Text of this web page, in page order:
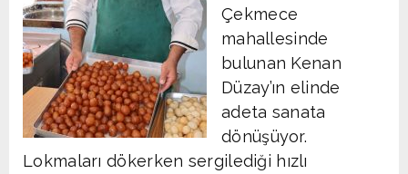
Çekmece
mahallesinde
bulunan Kenan
Düzay’ın elinde
adeta sanata
dönüşüyor.
Lokmaları dökerken sergilediği hızlı